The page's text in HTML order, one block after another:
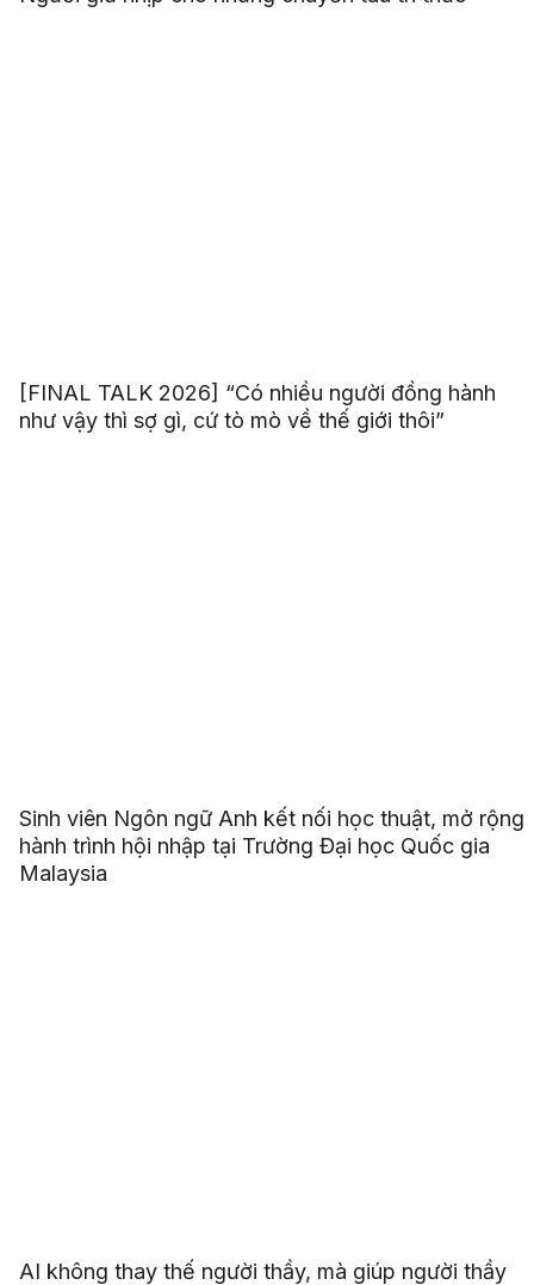
[FINAL TALK 2026] “Có nhiều người đồng hành
như vậy thì sợ gì, cứ tò mò về thế giới thôi”
Sinh viên Ngôn ngữ Anh kết nối học thuật, mở rộng
hành trình hội nhập tại Trường Đại học Quốc gia
Malaysia
AI không thay thế người thầy, mà giúp người thầy